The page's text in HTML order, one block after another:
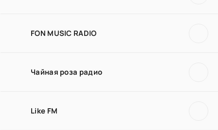
FON MUSIC RADIO
Чайная роза радио
Like FM